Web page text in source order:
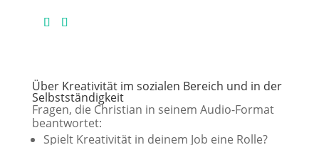
Über Kreativität im sozialen Bereich und in der
Selbstständigkeit
Fragen, die Christian in seinem Audio-Format
beantwortet:
Spielt Kreativität in deinem Job eine Rolle?